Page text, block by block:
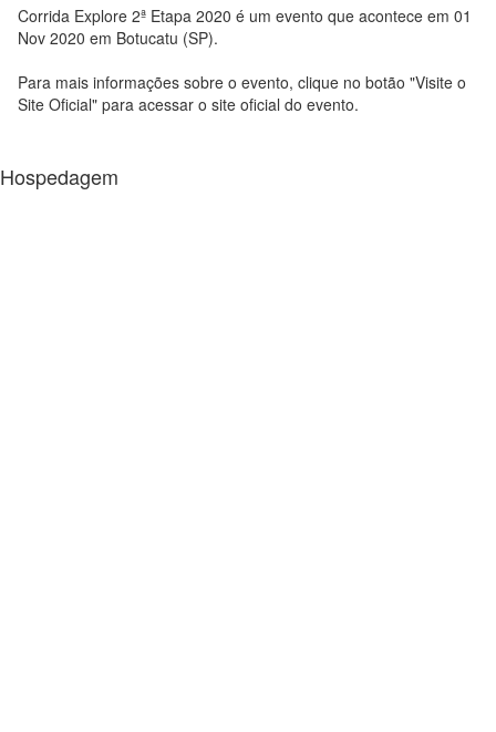
Corrida Explore 2ª Etapa 2020 é um evento que acontece em 01
Nov 2020 em Botucatu (SP).
Para mais informações sobre o evento, clique no botão "Visite o
Site Oficial" para acessar o site oficial do evento.
Hospedagem